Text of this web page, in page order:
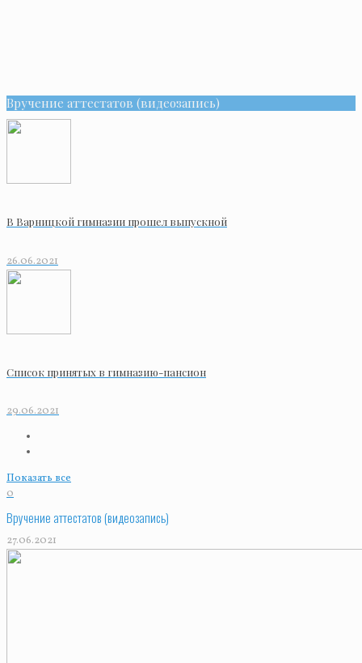
Вручение аттестатов (видеозапись)
В Варницкой гимназии прошел выпускной
26.06.2021
Список принятых в гимназию-пансион
29.06.2021
Показать все
0
Вручение аттестатов (видеозапись)
27.06.2021